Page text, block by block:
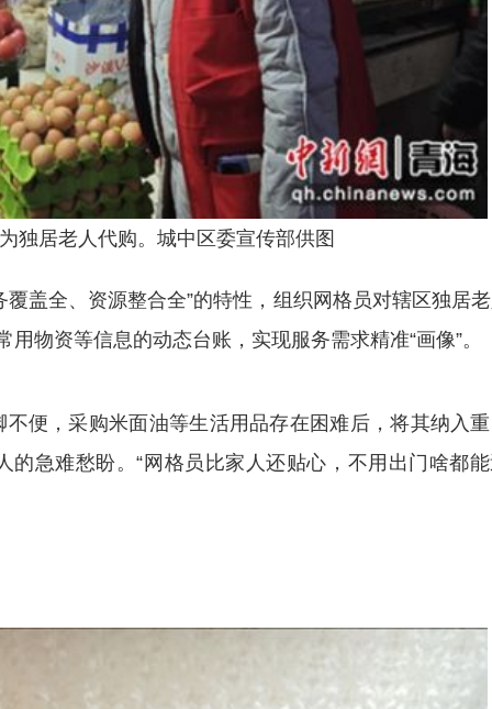
独居老人代购。城中区委宣传部供图
全、资源整合全”的特性，组织网格员对辖区独居
物资等信息的动态台账，实现服务需求精准“画像”。
，采购米面油等生活用品存在困难后，将其纳入
急难愁盼。“网格员比家人还贴心，不用出门啥都